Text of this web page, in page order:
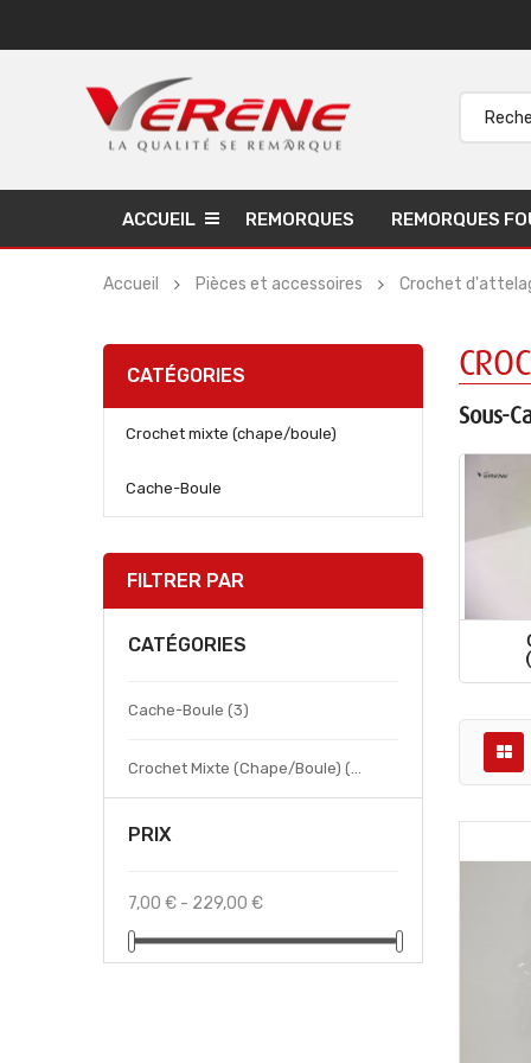
ACCUEIL REMORQUES REMORQUES
Accueil Pièces et accessoires Crochet
CATÉGORIES
Crochet mixte (chape/boule)
Cache-Boule
FILTRER PAR
CATÉGORIES
Cache-Boule (3)
Crochet Mixte (chape/boule) (11)
PRIX
7,00 € - 229,00 €
Sous-